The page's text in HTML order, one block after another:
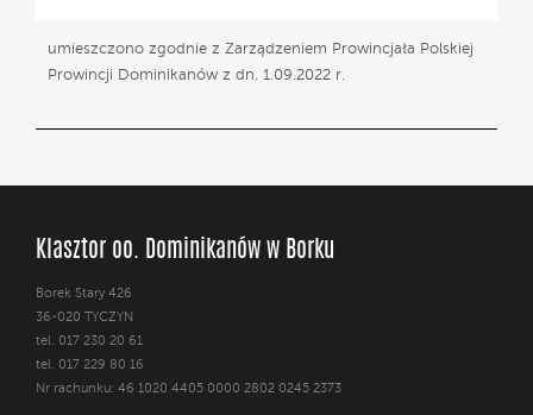
umieszczono zgodnie z Zarządzeniem Prowincjała Polskiej
Prowincji Dominikanów z dn. 1.09.2022 r.
Klasztor oo. Dominikanów w Borku
Borek Stary 426
36-020 TYCZYN
tel. 017 230 20 61
tel. 017 229 80 16
Nr rachunku: 46 1020 4405 0000 2802 0245 2373